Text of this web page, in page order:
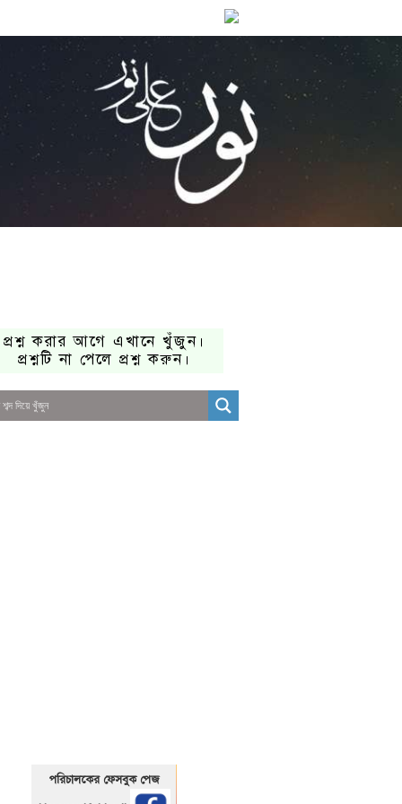
প্রশ্ন করার আগে এখানে খুঁজুন।
প্রশ্নটি না পেলে প্রশ্ন করুন।
পরিচালকের ফেসবুক পেজ